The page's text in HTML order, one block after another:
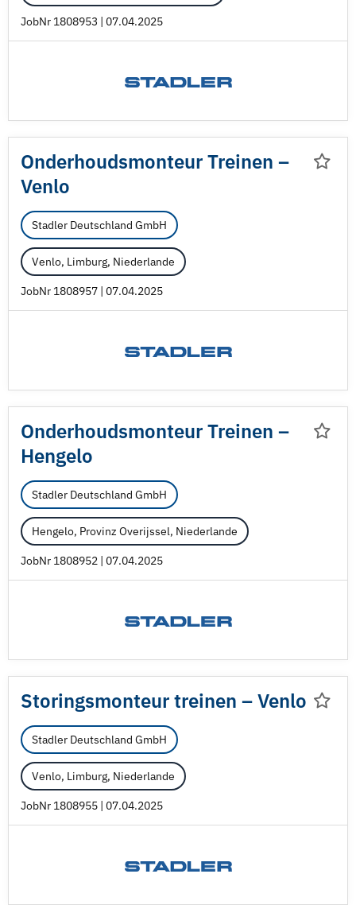
JobNr 1808953 | 07.04.2025
Onderhoudsmonteur Treinen –
Venlo
Stadler Deutschland GmbH
Venlo, Limburg, Niederlande
JobNr 1808957 | 07.04.2025
Onderhoudsmonteur Treinen –
Hengelo
Stadler Deutschland GmbH
Hengelo, Provinz Overijssel, Niederlande
JobNr 1808952 | 07.04.2025
Storingsmonteur treinen – Venlo
Stadler Deutschland GmbH
Venlo, Limburg, Niederlande
JobNr 1808955 | 07.04.2025